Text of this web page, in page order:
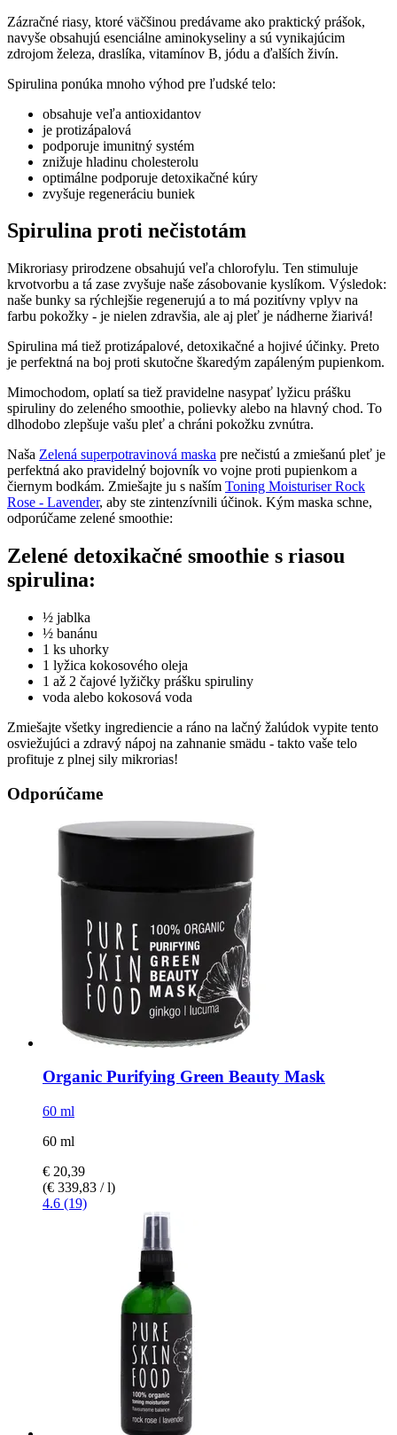
Zázračné riasy, ktoré väčšinou predávame ako praktický prášok,
navyše obsahujú esenciálne aminokyseliny a sú vynikajúcim
zdrojom železa, draslíka, vitamínov B, jódu a ďalších živín.
Spirulina ponúka mnoho výhod pre ľudské telo:
obsahuje veľa antioxidantov
je protizápalová
podporuje imunitný systém
znižuje hladinu cholesterolu
optimálne podporuje detoxikačné kúry
zvyšuje regeneráciu buniek
Spirulina proti nečistotám
Mikroriasy prirodzene obsahujú veľa chlorofylu. Ten stimuluje
krvotvorbu a tá zase zvyšuje naše zásobovanie kyslíkom. Výsledok:
naše bunky sa rýchlejšie regenerujú a to má pozitívny vplyv na
farbu pokožky - je nielen zdravšia, ale aj pleť je nádherne žiarivá!
Spirulina má tiež protizápalové, detoxikačné a hojivé účinky. Preto
je perfektná na boj proti skutočne škaredým zapáleným pupienkom.
Mimochodom, oplatí sa tiež pravidelne nasypať lyžicu prášku
spiruliny do zeleného smoothie, polievky alebo na hlavný chod. To
dlhodobo zlepšuje vašu pleť a chráni pokožku zvnútra.
Naša Zelená superpotravinová maska pre nečistú a zmiešanú pleť je
perfektná ako pravidelný bojovník vo vojne proti pupienkom a
čiernym bodkám. Zmiešajte ju s naším Toning Moisturiser Rock
Rose - Lavender, aby ste zintenzívnili účinok. Kým maska schne,
odporúčame zelené smoothie:
Zelené detoxikačné smoothie s riasou
spirulina:
½ jablka
½ banánu
1 ks uhorky
1 lyžica kokosového oleja
1 až 2 čajové lyžičky prášku spiruliny
voda alebo kokosová voda
Zmiešajte všetky ingrediencie a ráno na lačný žalúdok vypite tento
osviežujúci a zdravý nápoj na zahnanie smädu - takto vaše telo
profituje z plnej sily mikrorias!
Odporúčame
Organic Purifying Green Beauty Mask
60 ml
60 ml
€ 20,39
(€ 339,83 / l)
4.6 (19)